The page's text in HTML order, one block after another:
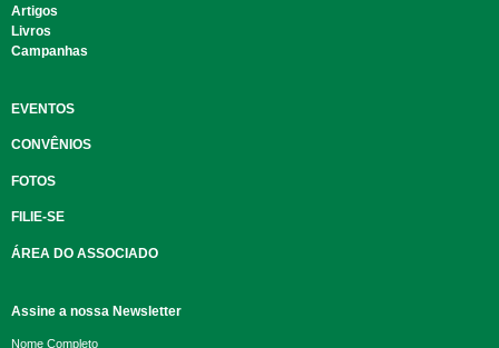
Artigos
Livros
Campanhas
EVENTOS
CONVÊNIOS
FOTOS
FILIE-SE
ÁREA DO ASSOCIADO
Assine a nossa Newsletter
Nome Completo